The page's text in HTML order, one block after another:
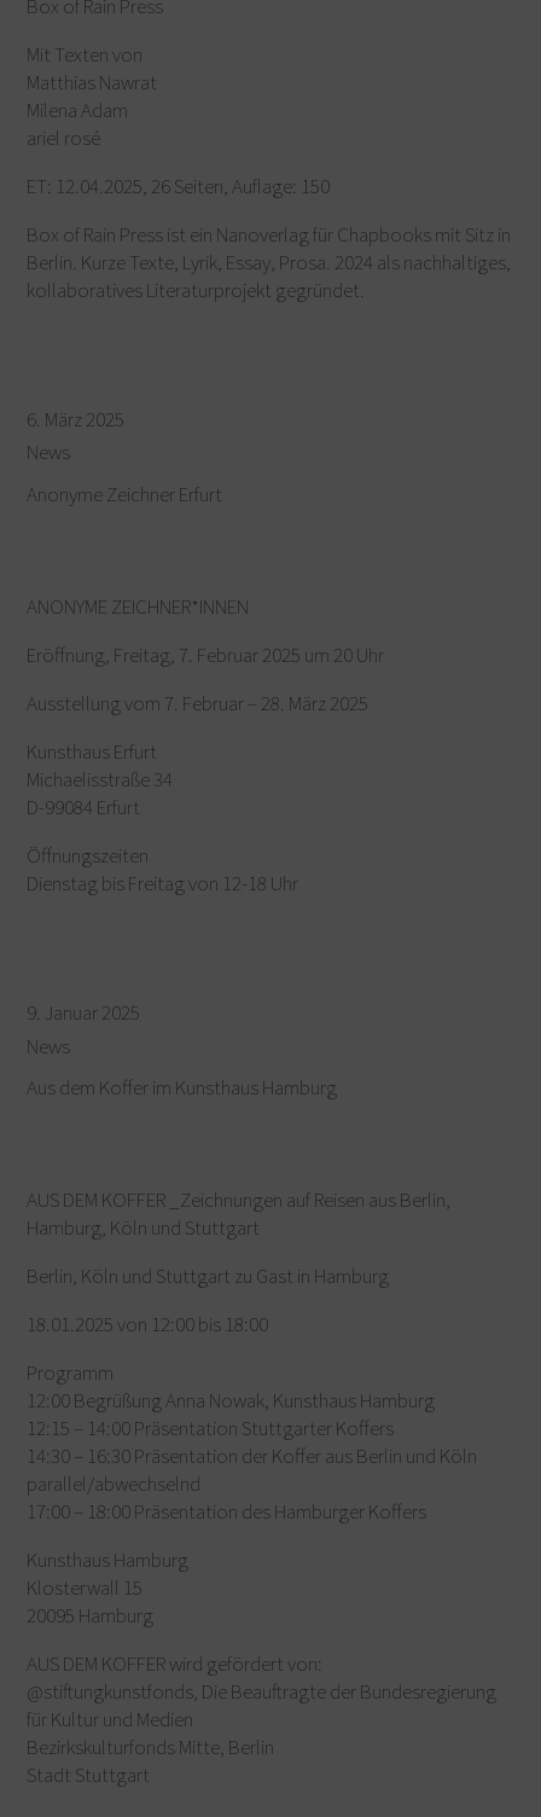
Box of Rain Press
Mit Texten von
Matthias Nawrat
Milena Adam
ariel rosé
ET: 12.04.2025, 26 Seiten, Auflage: 150
Box of Rain Press ist ein Nanoverlag für Chapbooks mit Sitz in
Berlin. Kurze Texte, Lyrik, Essay, Prosa. 2024 als nachhaltiges,
kollaboratives Literaturprojekt gegründet.
6. März 2025
News
Anonyme Zeichner Erfurt
ANONYME ZEICHNER*INNEN
Eröffnung, Freitag, 7. Februar 2025 um 20 Uhr
Ausstellung vom 7. Februar – 28. März 2025
Kunsthaus Erfurt
Michaelisstraße 34
D-99084 Erfurt
Öffnungszeiten
Dienstag bis Freitag von 12-18 Uhr
9. Januar 2025
News
Aus dem Koffer im Kunsthaus Hamburg
AUS DEM KOFFER _Zeichnungen auf Reisen aus Berlin,
Hamburg, Köln und Stuttgart
Berlin, Köln und Stuttgart zu Gast in Hamburg
18.01.2025 von 12:00 bis 18:00
Programm
12:00 Begrüßung Anna Nowak, Kunsthaus Hamburg
12:15 – 14:00 Präsentation Stuttgarter Koffers
14:30 – 16:30 Präsentation der Koffer aus Berlin und Köln
parallel/abwechselnd
17:00 – 18:00 Präsentation des Hamburger Koffers
Kunsthaus Hamburg
Klosterwall 15
20095 Hamburg
AUS DEM KOFFER wird gefördert von:
@stiftungkunstfonds, Die Beauftragte der Bundesregierung
für Kultur und Medien
Bezirkskulturfonds Mitte, Berlin
Stadt Stuttgart